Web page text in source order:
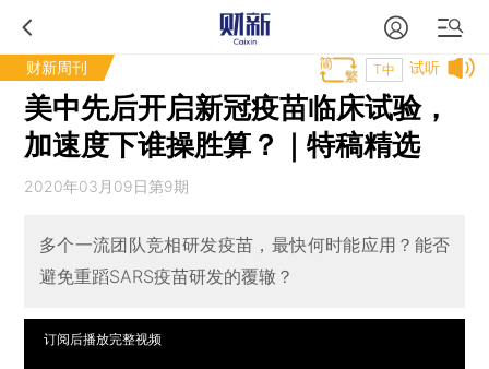
财新周刊 试听
T中
美中先后开启新冠疫苗临床试验，
加速度下谁操胜算？｜特稿精选
2020年03月09日第9期
多个一流团队竞相研发疫苗，最快何时能应用？能否
避免重蹈SARS疫苗研发的覆辙？
订阅后播放完整视频